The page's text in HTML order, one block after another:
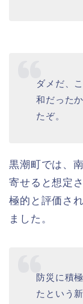
ダメだ、
和だった
たぞ。
黒潮町では、
寄せると想定
極的と評価さ
ました。
防災に積
たという